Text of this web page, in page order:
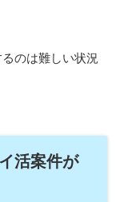
のは難しい状況
活案件が